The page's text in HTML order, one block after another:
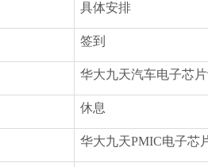
具体安排
签到
华大九天汽车电子芯
休息
华大九天PMIC电子芯